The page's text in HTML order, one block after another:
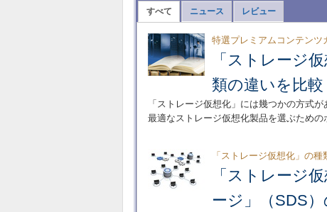
すべて ニュース レビュー
特選プレミアムコンテンツ
「ストレージ
類の違いを比較
「ストレージ仮想化」には幾つかの方式
最適なストレージ仮想化製品を選ぶための
「ストレージ仮想化」の種
「ストレージ
ージ」（SDS